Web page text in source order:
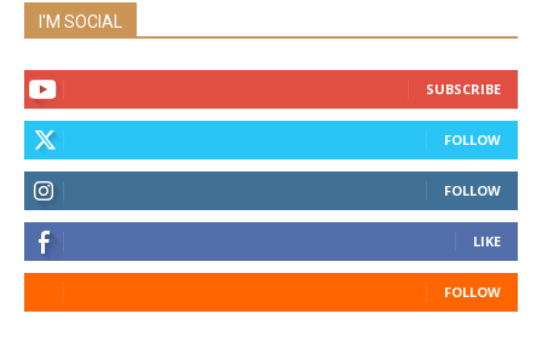
I'M SOCIAL
SUBSCRIBE
FOLLOW
FOLLOW
LIKE
FOLLOW